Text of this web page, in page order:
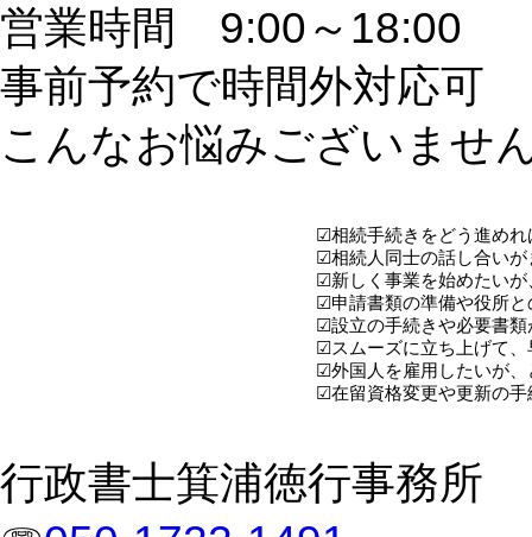
営業時間 9:00～18:00
事前予約で時間外対応可
こんなお悩みございませ
☑相続手続きをどう進め
☑相続人同士の話し合い
☑新しく事業を始めたい
☑申請書類の準備や役所と
☑設立の手続きや必要書類
☑スムーズに立ち上げて
☑外国人を雇用したいが
☑在留資格変更や更新の
行政書士箕浦徳行事務所